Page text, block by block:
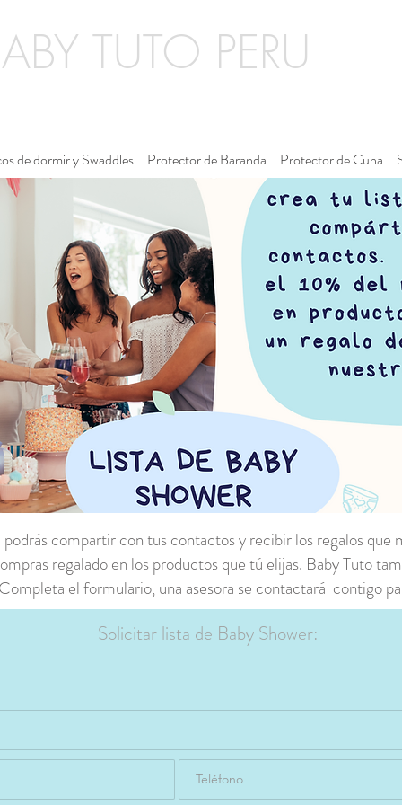
TUTO PERU
de dormir y Swaddles Protector de Baranda Protector de Cuna
compartir con tus contactos y recibir los regalos que
regalado en los productos que tú elijas. Baby Tuto
el formulario, una asesora se contactará contigo
Solicitar lista de Baby Shower: